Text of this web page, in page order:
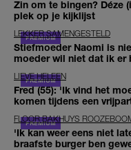
Zin om te bingen? Déze
plek op je kijklijst
LEKKER SAMENGESTELD
Stiefmoeder Naomi is
moeder wil niet dat ik er
LIEVE HELEEN
Fred (55): 'Ik vind het
komen tijdens een
FLOOR BAKHUYS
'Ik kan weer eens niet
braafste burger ben